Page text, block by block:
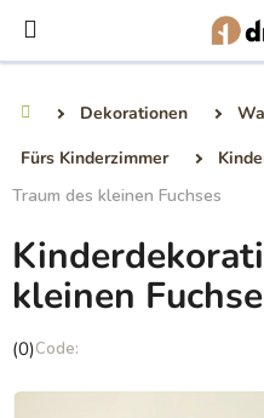
Inhalt
springen
Dekorationen
Fürs Kinderzimmer
Traum des kleinen Fuchses
kleinen
Die
Produktbewertung
(0)